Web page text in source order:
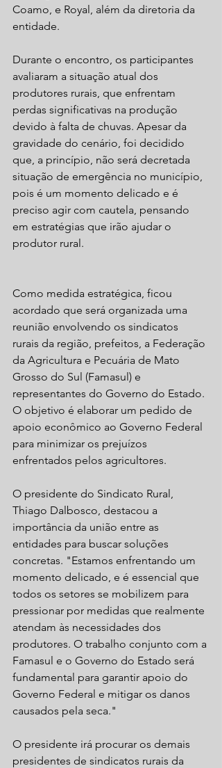
Coamo, e Royal, além da diretoria da
entidade.
Durante o encontro, os participantes
avaliaram a situação atual dos
produtores rurais, que enfrentam
perdas significativas na produção
devido à falta de chuvas. Apesar da
gravidade do cenário, foi decidido
que, a princípio, não será decretada
situação de emergência no município,
pois é um momento delicado e é
preciso agir com cautela, pensando
em estratégias que irão ajudar o
produtor rural.
Como medida estratégica, ficou
acordado que será organizada uma
reunião envolvendo os sindicatos
rurais da região, prefeitos, a Federação
da Agricultura e Pecuária de Mato
Grosso do Sul (Famasul) e
representantes do Governo do Estado.
O objetivo é elaborar um pedido de
apoio econômico ao Governo Federal
para minimizar os prejuízos
enfrentados pelos agricultores.
O presidente do Sindicato Rural,
Thiago Dalbosco, destacou a
importância da união entre as
entidades para buscar soluções
concretas. "Estamos enfrentando um
momento delicado, e é essencial que
todos os setores se mobilizem para
pressionar por medidas que realmente
atendam às necessidades dos
produtores. O trabalho conjunto com a
Famasul e o Governo do Estado será
fundamental para garantir apoio do
Governo Federal e mitigar os danos
causados pela seca."
O presidente irá procurar os demais
presidentes de sindicatos rurais da